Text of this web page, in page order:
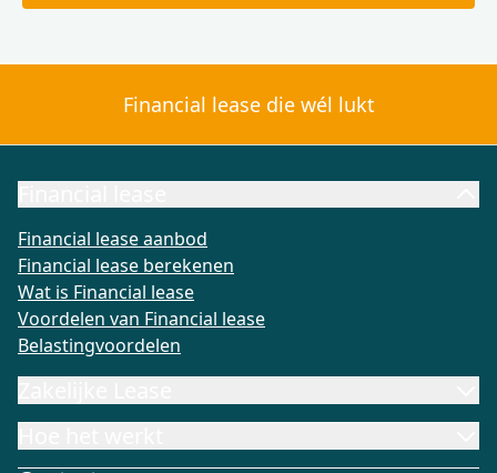
Financial lease die wél lukt
Financial lease aanbod
Financial lease berekenen
Wat is Financial lease
Voordelen van Financial lease
Belastingvoordelen